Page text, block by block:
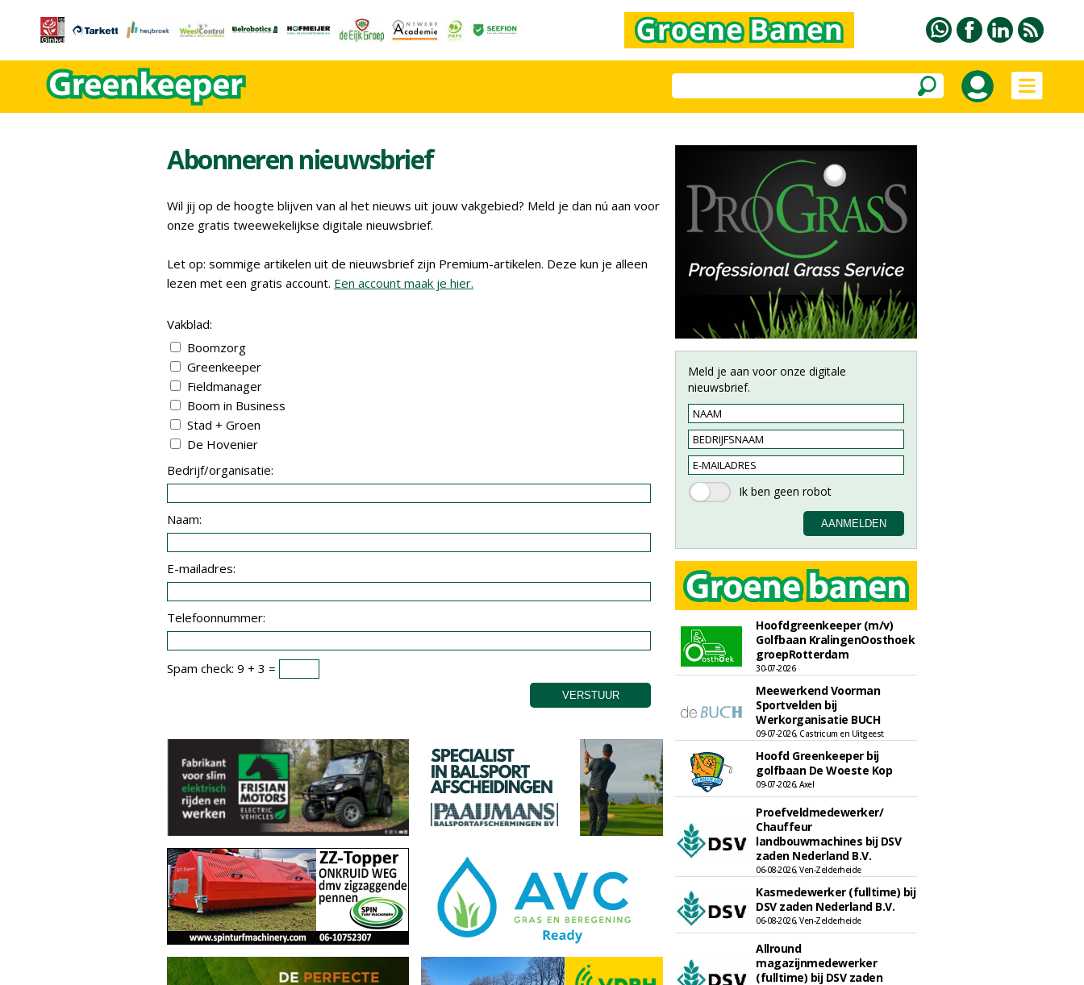
Abonneren nieuwsbrief
Wil jij op de hoogte blijven van al het nieuws uit jouw vakgebied? Meld je dan nú aan voor
onze gratis tweewekelijkse digitale nieuwsbrief.
Let op: sommige artikelen uit de nieuwsbrief zijn Premium-artikelen. Deze kun je alleen
lezen met een gratis account. Een account maak je hier.
Vakblad:
Boomzorg
Greenkeeper
Fieldmanager
Boom in Business
Stad + Groen
De Hovenier
Bedrijf/organisatie:
Naam:
E-mailadres:
Telefoonnummer:
Spam check: 9 + 3 =
Meld je aan voor onze digitale
nieuwsbrief.
Hoofdgreenkeeper (m/v)
Golfbaan KralingenOosthoek
groepRotterdam
30-07-2026
Meewerkend Voorman
Sportvelden bij
Werkorganisatie BUCH
09-07-2026, Castricum en Uitgeest
Hoofd Greenkeeper bij
golfbaan De Woeste Kop
09-07-2026, Axel
Proefveldmedewerker/
Chauffeur
landbouwmachines bij DSV
zaden Nederland B.V.
06-08-2026, Ven-Zelderheide
Kasmedewerker (fulltime) bij
DSV zaden Nederland B.V.
06-08-2026, Ven-Zelderheide
Allround
magazijnmedewerker
(fulltime) bij DSV zaden